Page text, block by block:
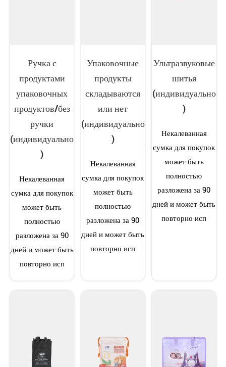
Ручка с
продуктами
упаковочных
продуктов/без
ручки
(индивидуально
)
Некалеванная
сумка для покупок
может быть
полностью
разложена за 90
дней и может быть
повторно исп
Упаковочные
продукты
складываются
или нет
(индивидуально
)
Некалеванная
сумка для покупок
может быть
полностью
разложена за 90
дней и может быть
повторно исп
Ультразвуковые
шитья
(индивидуально
)
Некалеванная
сумка для покупок
может быть
полностью
разложена за 90
дней и может быть
повторно исп